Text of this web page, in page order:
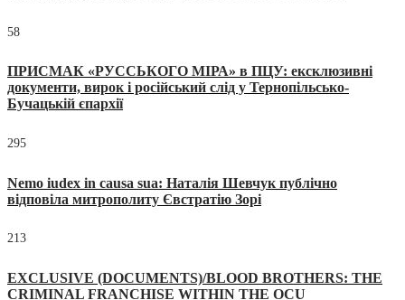
58
ПРИСМАК «РУССЬКОГО МІРА» в ПЦУ: ексклюзивні
документи, вирок і російський слід у Тернопільсько-
Бучацькій єпархії
295
Nemo iudex in causa sua: Наталія Шевчук публічно
відповіла митрополиту Євстратію Зорі
213
EXCLUSIVE (DOCUMENTS)/BLOOD BROTHERS: THE
CRIMINAL FRANCHISE WITHIN THE OCU